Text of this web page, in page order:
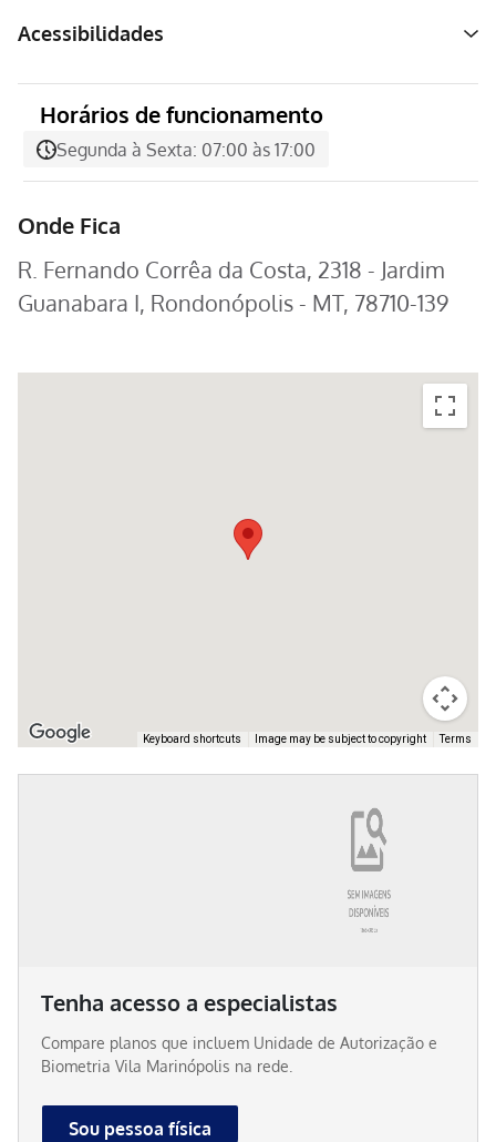
Acessibilidades
Horários de funcionamento
Segunda à Sexta: 07:00 às 17:00
Onde Fica
R. Fernando Corrêa da Costa, 2318 - Jardim
Guanabara I, Rondonópolis - MT, 78710-139
Keyboard shortcuts Image may be subject to copyright Terms
Tenha acesso a especialistas
Compare planos que incluem Unidade de Autorização e
Biometria Vila Marinópolis na rede.
Sou pessoa física